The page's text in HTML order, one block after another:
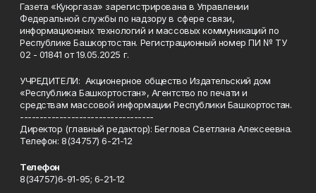
Газета «Куюргаза» зарегистрирована в Управлении
Федеральной службы по надзору в сфере связи,
информационных технологий и массовых коммуникаций по
Республике Башкортостан. Регистрационный номер ПИ № ТУ
02 - 01841 от 19.05.2025 г.
УЧРЕДИТЕЛИ: Акционерное общество Издательский дом
«Республика Башкортостан», Агентство по печати и
средствам массовой информации Республики Башкортостан.
----------------------------------
Директор (главный редактор): Беглова Светлана Алексеевна.
Телефон: 8(34757) 6-21-12
Телефон
8(34757)6-91-95; 6-21-12